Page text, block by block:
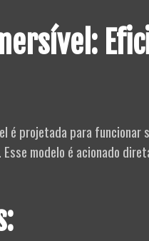
é projetada para funcionar
modelo é acionado